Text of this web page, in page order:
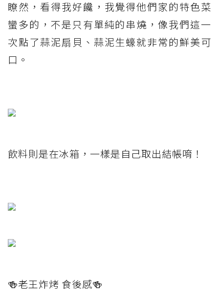
瞭然，看得我好饞，我覺得他們家的特色菜
蠻多的，不是只有單純的串燒，像我們這一
次點了蒜泥扇貝、蒜泥生蠔就非常的鮮美可
口。
飲料則是在冰箱，一樣是自己取出結帳唷！
🍻老王炸烤 食後感🍻